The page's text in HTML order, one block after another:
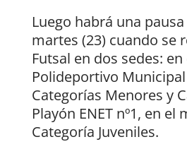
Luego habrá una
martes (23) cuando se
Futsal en dos sedes: en
Polideportivo
Categorías Menores y
Playón ENET nº1, en
Categoría Juveniles.